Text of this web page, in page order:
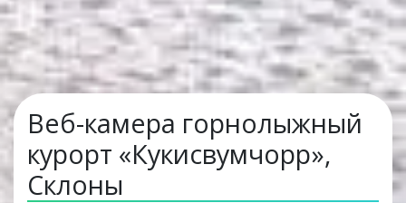
Веб-камера горнолыжный
курорт «Кукисвумчорр»,
Склоны